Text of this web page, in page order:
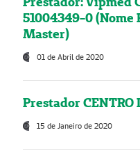
51004349-0 (Nome
Master)
01 de Abril de 2020
Prestador CENTRO
15 de Janeiro de 2020